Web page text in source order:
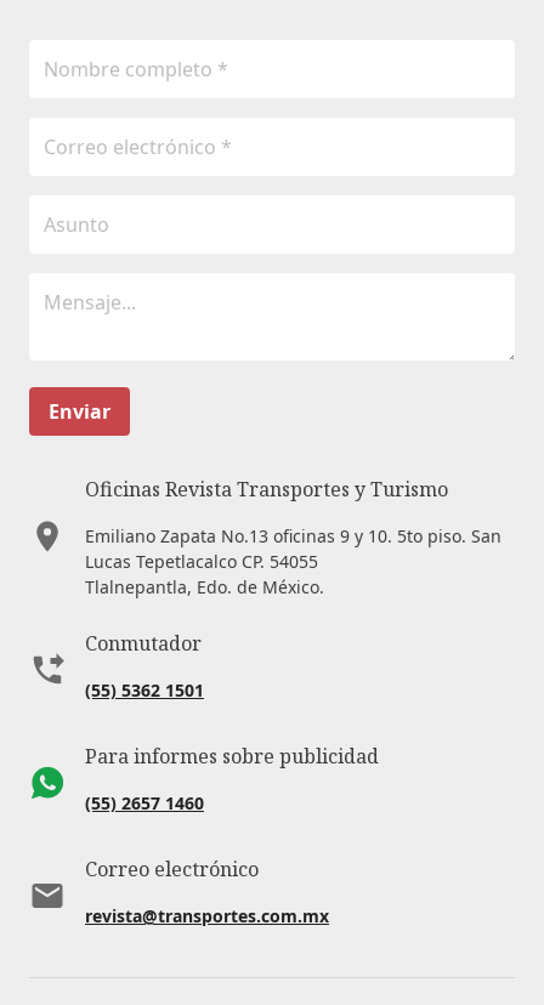
Enviar
Oficinas Revista Transportes y Turismo
Emiliano Zapata No.13 oficinas 9 y 10. 5to piso. San
Lucas Tepetlacalco CP. 54055
Tlalnepantla, Edo. de México.
Conmutador
(55) 5362 1501
Para informes sobre publicidad
(55) 2657 1460
Correo electrónico
revista@transportes.com.mx